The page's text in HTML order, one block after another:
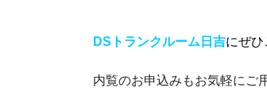
DSトランクルーム日吉にぜひ
内覧のお申込みもお気軽にご